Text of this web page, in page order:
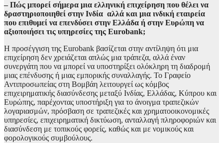
– Πώς μπορεί σήμερα μια ελληνική επιχείρηση που θέλει να
δραστηριοποιηθεί στην Ινδία αλλά και μια ινδική εταιρεία
που επιθυμεί να επενδύσει στην Ελλάδα ή στην Ευρώπη να
αξιοποιήσει τις υπηρεσίες της Eurobank;
Η προσέγγιση της Eurobank βασίζεται στην αντίληψη ότι μια
επιχείρηση δεν χρειάζεται απλώς μια τράπεζα, αλλά έναν
συνεργάτη που να μπορεί να υποστηρίξει ολόκληρη τη διαδρομή
μιας επένδυσης ή μιας εμπορικής συναλλαγής. Το Γραφείο
Αντιπροσωπείας στη Βομβάη λειτουργεί ως κόμβος
επιχειρηματικής διασύνδεσης μεταξύ Ινδίας, Ελλάδας, Κύπρου και
Ευρώπης, παρέχοντας υποστήριξη για το άνοιγμα τραπεζικών
λογαριασμών, πρόσβαση σε τραπεζικές και χρηματοοικονομικές
υπηρεσίες, επιχειρηματική δικτύωση, ανταλλαγή πληροφοριών και
διασύνδεση με τοπικούς φορείς, καθώς και με νομικούς και
φορολογικούς συμβούλους.